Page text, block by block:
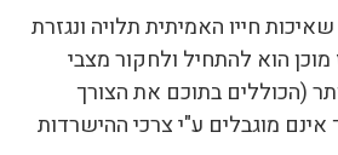
חייו האמיתית תלויה ונגזרת
הוא להתחיל ולחקור מצבי
(הכוללים בתוכם את הצורך
מוגבלים ע"י צרכי ההישרדות